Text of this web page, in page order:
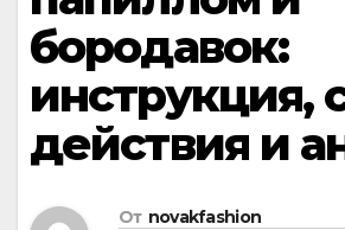
бородавок:
инструкция,
действия и
От novakfashion